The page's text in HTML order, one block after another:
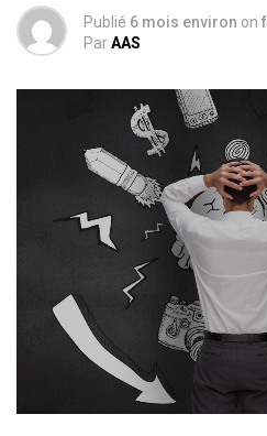
Publié 6 mois environ on
ParAAS